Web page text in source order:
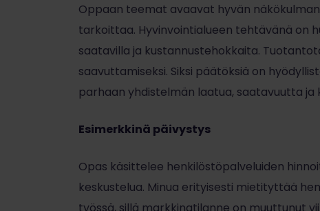
Oppaan teemat avaavat hyvän
tarkoittaa. Hyvinvointialueen tehtävänä on
saatavilla ja kustannustehokkaita.
saavuttamiseksi. Siksi päätöksiä on
parhaan yhdistelmän laatua, saatavuutta
Esimerkkinä päivystys
Opas käsittelee henkilöstöpalveluiden
keskustelua. Minua erityisesti mietityttää
työssä, sillä markkinatilanne on muuttunut